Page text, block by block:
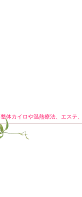
整体カイロや温熱療法、エステ